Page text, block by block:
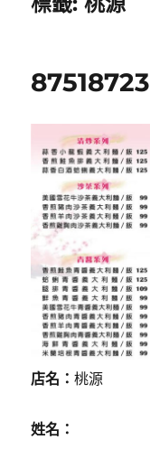
87518723
店名：桃源
姓名：